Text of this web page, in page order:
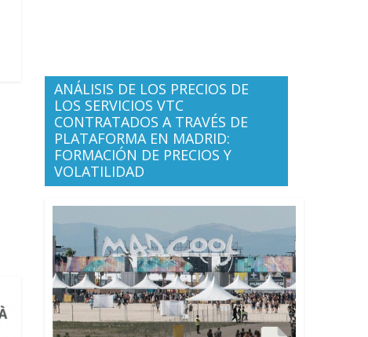
ANÁLISIS DE LOS PRECIOS DE
LOS SERVICIOS VTC
CONTRATADOS A TRAVÉS DE
PLATAFORMA EN MADRID:
FORMACIÓN DE PRECIOS Y
VOLATILIDAD